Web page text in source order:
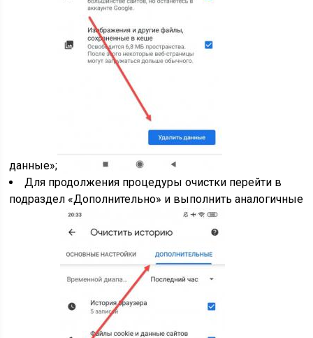
данные»;
Для продолжения процедуры очистки перейти в
подраздел «Дополнительно» и выполнить аналогичные